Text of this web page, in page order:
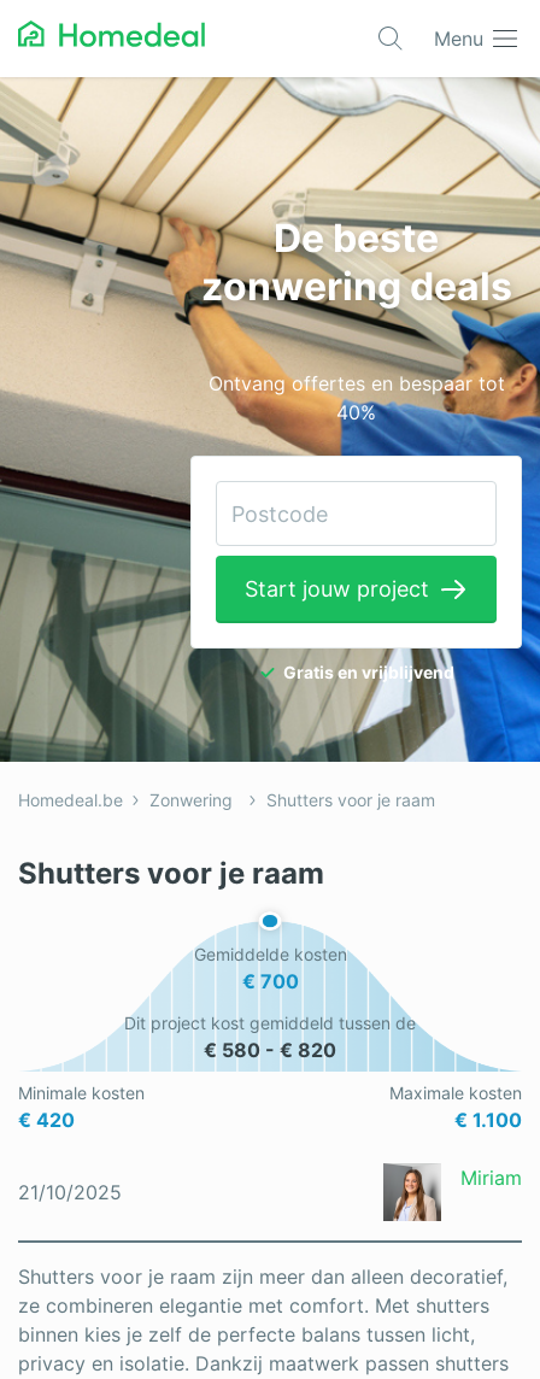
Menu
Populaire projecten
Aannemer
Airco
Alarmsystemen
Architect
Bestrating
Dakwerken
Elektricien
Gevelwerken
Glas
Hekwerken
Hovenier
Isolatie
Loodgieter
Rolluiken
Schilder
Schrijnwerker
Vochtbestrijding
Warmtepomp
De beste
zonwering deals
Ontvang offertes en bespaar tot
40%
Start jouw project
Gratis en vrijblijvend
Homedeal.be Zonwering Shutters voor je raam
Shutters voor je raam
Minimale kosten
€ 420
Gemiddelde kosten
€ 700
Maximale kosten
€ 1.100
Dit project kost gemiddeld tussen de
€ 580 - € 820
21/10/2025
Miriam
Shutters voor je raam zijn meer dan alleen decoratief,
ze combineren elegantie met comfort. Met shutters
binnen kies je zelf de perfecte balans tussen licht,
privacy en isolatie. Dankzij maatwerk passen shutters